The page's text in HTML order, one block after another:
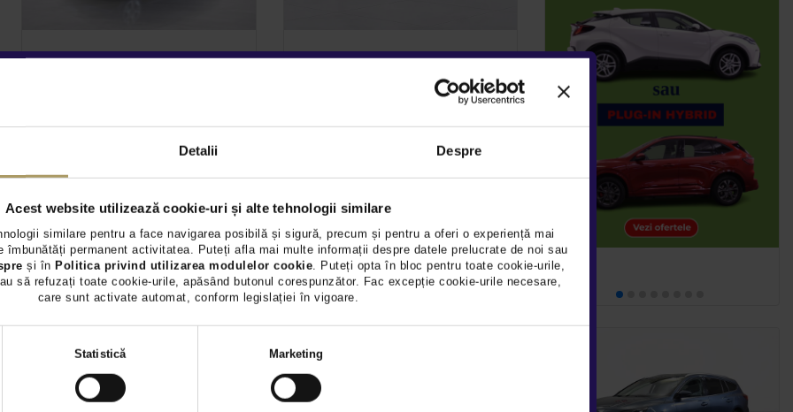
Detalii Despre
Acest website utilizează cookie-uri și alte tehnologii similare
similare pentru a face navigarea posibilă și sigură, precum și pentru a oferi o experiență mai
îmbunătăți permanent activitatea. Puteți afla mai multe informații despre datele prelucrate de noi sau
și în Politica privind utilizarea modulelor cookie. Puteți opta în bloc pentru toate cookie-urile,
să refuzați toate cookie-urile, apăsând butonul corespunzător. Fac excepție cookie-urile necesare,
care sunt activate automat, conform legislației în vigoare.
consimțământului
Statistică Marketing
MERCEDES BENZ
TVA INCLUS NEDEDUCTIBIL
Diesel
207.371Km 2017
Preț special Rulat
Vezi detalii
AUDI A6 2.0 D
TVA INCLUS DEDUCTIBIL
2021
Preț special
Vezi detalii